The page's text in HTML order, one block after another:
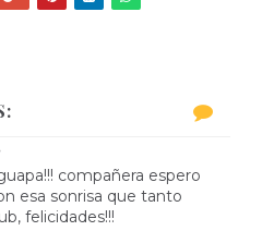
compañera espero
esa sonrisa que tanto
felicidades!!!